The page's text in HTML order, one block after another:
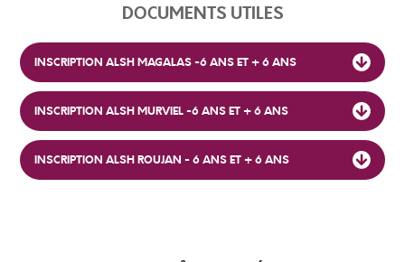
DOCUMENTS UTILES
INSCRIPTION ALSH MAGALAS -6 ANS ET + 6 ANS
INSCRIPTION ALSH MURVIEL -6 ANS ET + 6 ANS
INSCRIPTION ALSH ROUJAN - 6 ANS ET + 6 ANS